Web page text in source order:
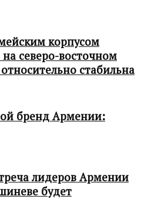
корпусом
северо-восточном
стабильна
бренд Армении:
лидеров Армении
будет